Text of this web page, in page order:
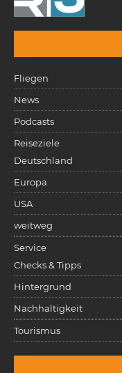
Fliegen
News
Podcasts
Reiseziele
Deutschland
Europa
USA
weitweg
Service
Checks & Tipps
Hintergrund
Nachhaltigkeit
Tourismus